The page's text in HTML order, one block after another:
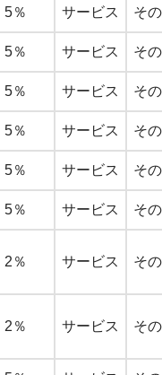
5％ サービス そ
5％ サービス そ
5％ サービス そ
5％ サービス そ
5％ サービス そ
5％ サービス そ
2％ サービス そ
2％ サービス そ